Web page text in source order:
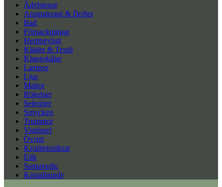
Ädelstenar
Aromaterapi & Dofter
Bad
Förpackningar
Hemtrevligt
Kläder & Textil
Klangskålar
Lampor
Ljus
Mattor
Rökelser
Seleniter
Smycken
Trummor
Vindspel
Övrigt
Kvalitetssäkrat
Etik
Somavedic
Kristallguide